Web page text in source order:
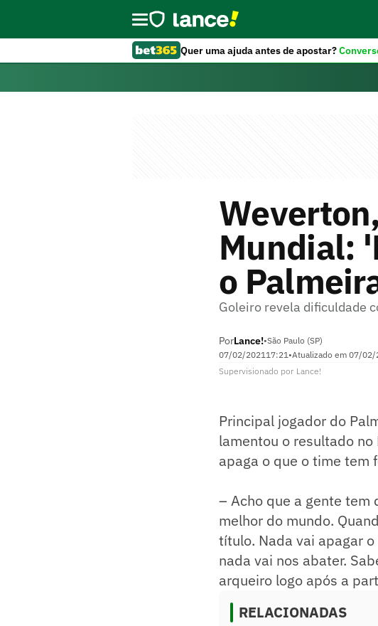
Quer uma ajuda antes de apostar?
Mundial:
o
Goleiro revela dificuldade
PorLance!•São Paulo (SP)
07/02/202117:21•Atualizado em 07/02/
Supervisionado por Lance!
Principal jogador do
lamentou o resultado
apaga o que o time tem
– Acho que a gente tem
melhor do mundo.
título. Nada vai apagar
nada vai nos abater.
arqueiro logo após a
RELACIONADAS